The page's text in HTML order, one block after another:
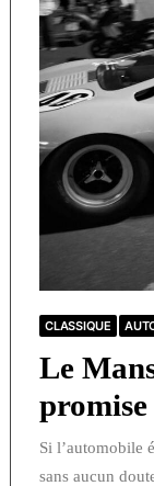
CLASSIQUE
Le
promise
Si l’automobile
sans aucun